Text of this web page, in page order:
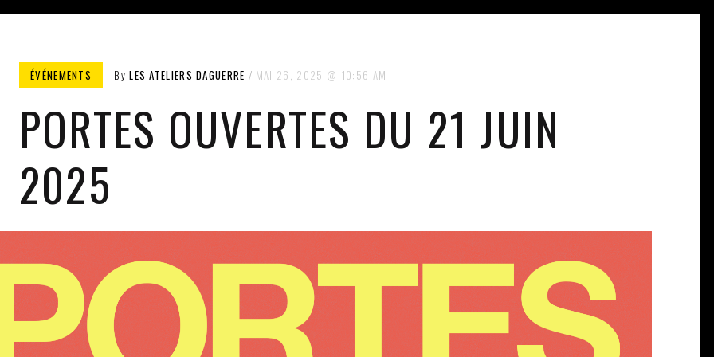
ÉVÉNEMENTS ByLES ATELIERS DAGUERRE MAI 26, 2025 10:56 AM
PORTES OUVERTES DU 21 JUIN
2025